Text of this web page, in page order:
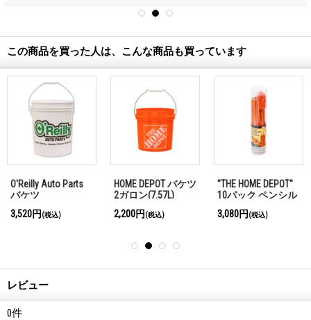
この商品を買った人は、こんな商品も買っています
O'Reilly Auto Parts
バケツ
3,520円(税込)
HOME DEPOT バケツ
2ガロン(7.57L)
2,200円(税込)
"THE HOME DEPOT"
10パック ペンシル
ャープナー
3,080円(税込)
レビュー
0件